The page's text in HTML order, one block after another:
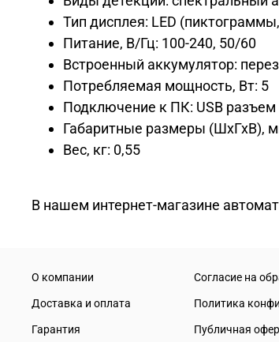
Тип дисплея: LED (пиктограммы,
Питание, В/Гц: 100-240, 50/60
Встроенный аккумулятор:
Потребляемая мощность, Вт: 5
Подключение к ПК: USB разъем
Габаритные размеры (ШхГхВ),
Вес, кг: 0,55
В нашем интернет-магазине
О компании
Доставка и оплата
Гарантия
Согласие на
Политика
Публичная